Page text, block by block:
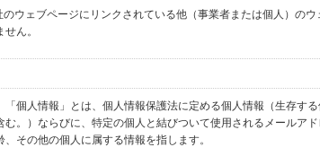
ウェブページにリンクされている他（事業者または個人）の
ん。
「個人情報」とは、個人情報保護法に定める個人情報（生存す
。）ならびに、特定の個人と結びついて使用されるメールア
その他の個人に属する情報を指します。